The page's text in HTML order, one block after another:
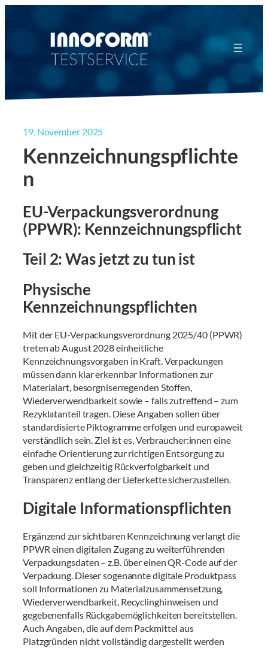
19. November 2025
Kennzeichnungspflichte
n
EU-Verpackungsverordnung
(PPWR): Kennzeichnungspflicht
Teil 2: Was jetzt zu tun ist
Physische
Kennzeichnungspflichten
Mit der EU-Verpackungsverordnung 2025/40 (PPWR)
treten ab August 2028 einheitliche
Kennzeichnungsvorgaben in Kraft. Verpackungen
müssen dann klar erkennbar Informationen zur
Materialart, besorgniserregenden Stoffen,
Wiederverwendbarkeit sowie – falls zutreffend – zum
Rezyklatanteil tragen. Diese Angaben sollen über
standardisierte Piktogramme erfolgen und europaweit
verständlich sein. Ziel ist es, Verbraucher:innen eine
einfache Orientierung zur richtigen Entsorgung zu
geben und gleichzeitig Rückverfolgbarkeit und
Transparenz entlang der Lieferkette sicherzustellen.
Digitale Informationspflichten
Ergänzend zur sichtbaren Kennzeichnung verlangt die
PPWR einen digitalen Zugang zu weiterführenden
Verpackungsdaten – z.B. über einen QR-Code auf der
Verpackung. Dieser sogenannte digitale Produktpass
soll Informationen zu Materialzusammensetzung,
Wiederverwendbarkeit, Recyclinghinweisen und
gegebenenfalls Rückgabemöglichkeiten bereitstellen.
Auch Angaben, die auf dem Packmittel aus
Platzgründen nicht vollständig dargestellt werden